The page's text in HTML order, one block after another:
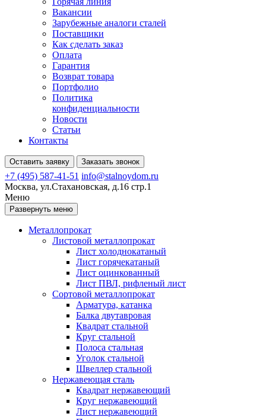
Вакансии
Зарубежные аналоги сталей
Поставщики
Как сделать заказ
Оплата
Гарантия
Возврат товара
Портфолио
Политика
конфиденциальности
Новости
Статьи
Контакты
Оставить заявку Заказать звонок
+7 (495) 587-41-51 info@stalnoydom.ru
Москва, ул.Стахановская, д.16 стр.1
Меню
Развернуть меню
Металлопрокат
Листовой металлопрокат
Лист холоднокатаный
Лист горячекатаный
Лист оцинкованный
Лист ПВЛ, рифленый лист
Сортовой металлопрокат
Арматура, катанка
Балка двутавровая
Квадрат стальной
Круг стальной
Полоса стальная
Уголок стальной
Швеллер стальной
Нержавеющая сталь
Квадрат нержавеющий
Круг нержавеющий
Лист нержавеющий